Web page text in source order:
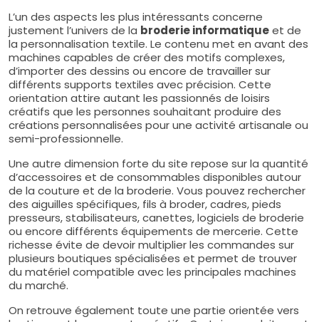
L’un des aspects les plus intéressants concerne
justement l’univers de la broderie informatiqueet de
la personnalisation textile. Le contenu met en avant des
machines capables de créer des motifs complexes,
d’importer des dessins ou encore de travailler sur
différents supports textiles avec précision. Cette
orientation attire autant les passionnés de loisirs
créatifs que les personnes souhaitant produire des
créations personnalisées pour une activité artisanale ou
semi-professionnelle.
Une autre dimension forte du site repose sur la quantité
d’accessoires et de consommables disponibles autour
de la couture et de la broderie. Vous pouvez rechercher
des aiguilles spécifiques, fils à broder, cadres, pieds
presseurs, stabilisateurs, canettes, logiciels de broderie
ou encore différents équipements de mercerie. Cette
richesse évite de devoir multiplier les commandes sur
plusieurs boutiques spécialisées et permet de trouver
du matériel compatible avec les principales machines
du marché.
On retrouve également toute une partie orientée vers